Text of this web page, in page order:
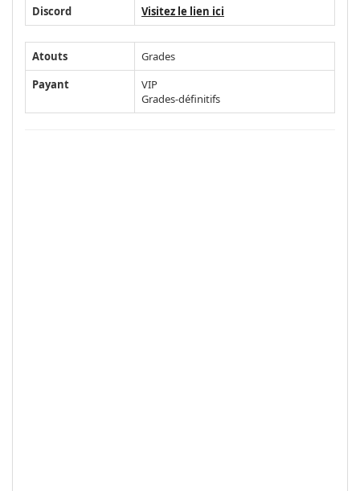
Discord Visitez le lien ici
Atouts
Grades
Payant
VIP
Grades-définitifs